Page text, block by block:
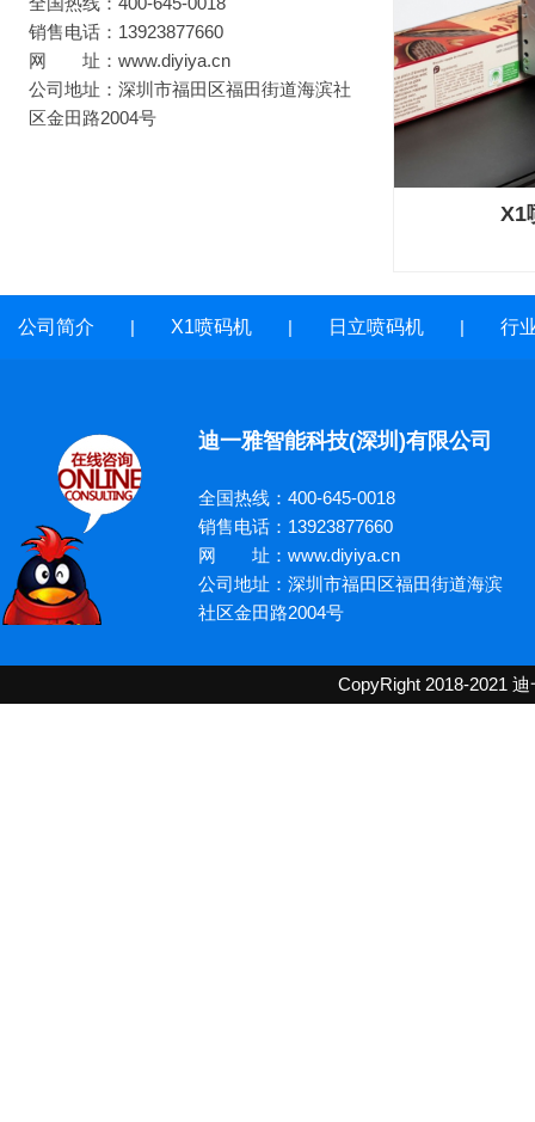
X1
销售电话：13923877660
网 址：www.diyiya.cn
公司地址：深圳市福田区福田街道海滨社
区金田路2004号
公司简介 | X1喷码机 | 日立喷码机 | 行
迪一雅智能科技(深圳)有限公司
全国热线：400-645-0018
销售电话：13923877660
网 址：www.diyiya.cn
公司地址：深圳市福田区福田街道海滨
社区金田路2004号
CopyRight 2018-2021 迪